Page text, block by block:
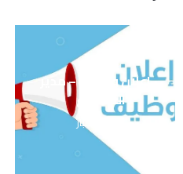
اعلان وظيفة – مدير
المشروع
آخر الأخبار